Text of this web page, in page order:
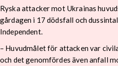
Ryska attacker mot Ukrainas
gårdagen i 17 dödsfall och
Independent.
– Huvudmålet för attacken var
och det genomfördes även anfall